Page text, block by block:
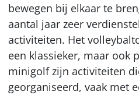
bewegen bij elkaar te
aantal jaar zeer
activiteiten. Het
een klassieker, maar ook
minigolf zijn activiteiten
georganiseerd, vaak met